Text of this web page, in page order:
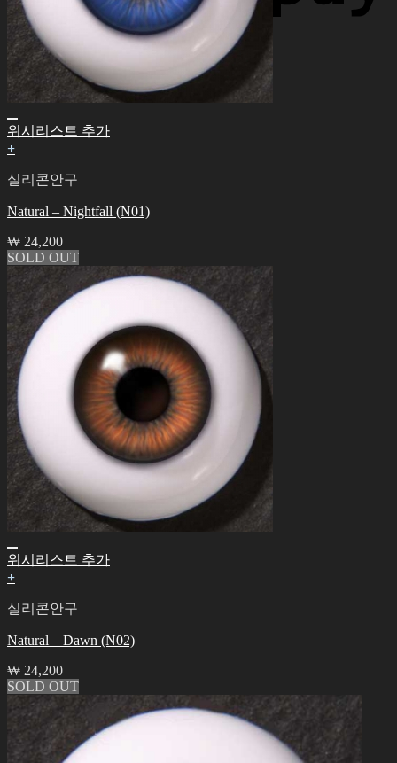
위시리스트 추가
+
실리콘안구
Natural – Nightfall (N01)
₩ 24,200
SOLD OUT
위시리스트 추가
+
실리콘안구
Natural – Dawn (N02)
₩ 24,200
SOLD OUT